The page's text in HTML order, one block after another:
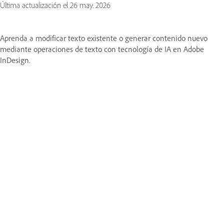
Última actualización el 26 may. 2026
Aprenda a modificar texto existente o generar contenido nuevo
mediante operaciones de texto con tecnología de IA en Adobe
InDesign.